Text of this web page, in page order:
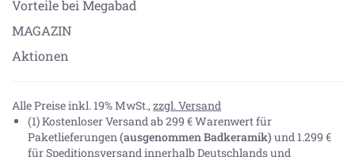
Vorteile bei Megabad
MAGAZIN
Aktionen
Alle Preise inkl. 19% MwSt., zzgl. Versand
(1) Kostenloser Versand ab 299 € Warenwert für
Paketlieferungen(ausgenommen Badkeramik) und 1.299 €
für Speditionsversand innerhalb Deutschlands und